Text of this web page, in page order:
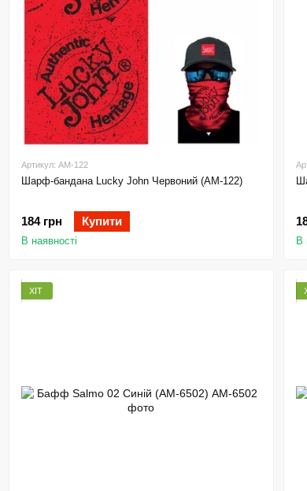
Артикул: AM-122
Шарф-бандана Lucky John Червоний (AM-122)
184 грн Купити
В наявності В
ХІТ